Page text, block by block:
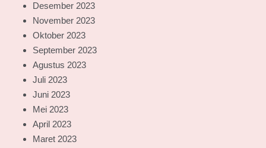
Desember 2023
November 2023
Oktober 2023
September 2023
Agustus 2023
Juli 2023
Juni 2023
Mei 2023
April 2023
Maret 2023